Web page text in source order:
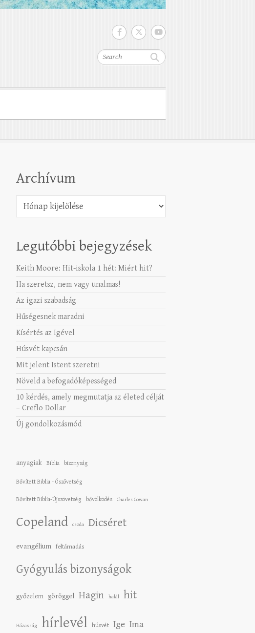
Search
Archívum
Archívum
Legutóbbi bejegyzések
Keith Moore: Hit-iskola 1 hét: Miért hit?
Ha szeretsz, nem vagy unalmas!
Az igazi szabadság
Hűségesnek maradni
Kísértés az Igével
Húsvét kapcsán
Mit jelent Istent szeretni
Növeld a befogadóképességed
10 kérdés, amely megmutatja az életed célját
– Creflo Dollar
Új gondolkozásmód
anyagiak Biblia bizonyság
Bővített Biblia - Ószövetség
Bővített Biblia-Újszövetség bővölködés Charles Cowan
Copeland csoda Dicséret
evangélium feltámadás
Gyógyulás bizonyságok
győzelem göröggel Hagin halál hit
Házasság hírlevél húsvét Ige Ima